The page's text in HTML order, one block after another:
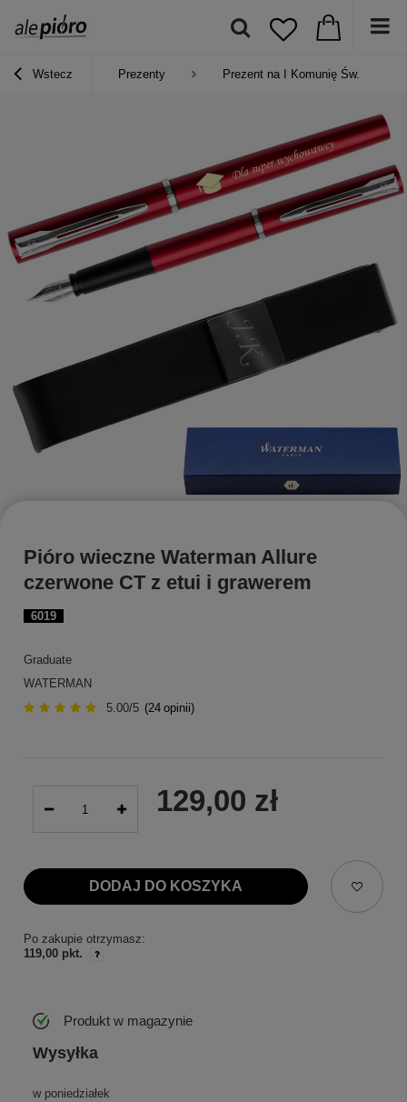
Wstecz Prezenty Prezent na I Komunię Św.
6019
Pióro wieczne Waterman Allure
czerwone CT z etui i grawerem
Graduate
WATERMAN
5.00/5 (24 opinii)
129,00 zł
DODAJ DO KOSZYKA
Po zakupie otrzymasz:
119,00 pkt.
Produkt w magazynie
Wysyłka
w poniedziałek